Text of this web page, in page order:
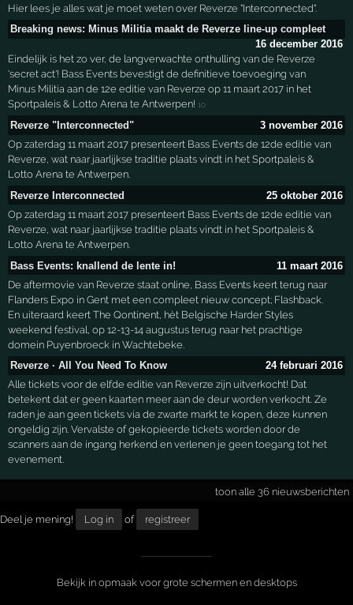
Hier lees je alles wat je moet weten over Reverze "Interconnected".
Breaking news: Minus Militia maakt de Reverze line-up compleet
16 december 2016
Eindelijk is het zo ver, de langverwachte onthulling van de Reverze
'secret act'! Bass Events bevestigt de definitieve toevoeging van
Minus Militia aan de 12e editie van Reverze op 11 maart 2017 in het
Sportpaleis & Lotto Arena te Antwerpen!10
Reverze "Interconnected"
3 november 2016
Op zaterdag 11 maart 2017 presenteert Bass Events de 12de editie van
Reverze, wat naar jaarlijkse traditie plaats vindt in het Sportpaleis &
Lotto Arena te Antwerpen.
Reverze Interconnected
25 oktober 2016
Op zaterdag 11 maart 2017 presenteert Bass Events de 12de editie van
Reverze, wat naar jaarlijkse traditie plaats vindt in het Sportpaleis &
Lotto Arena te Antwerpen.
Bass Events: knallend de lente in!
11 maart 2016
De aftermovie van Reverze staat online, Bass Events keert terug naar
Flanders Expo in Gent met een compleet nieuw concept; Flashback.
En uiteraard keert The Qontinent, hèt Belgische Harder Styles
weekend festival, op 12-13-14 augustus terug naar het prachtige
domein Puyenbroeck in Wachtebeke.
Reverze · All You Need To Know
24 februari 2016
Alle tickets voor de elfde editie van Reverze zijn uitverkocht! Dat
betekent dat er geen kaarten meer aan de deur worden verkocht. Ze
raden je aan geen tickets via de zwarte markt te kopen, deze kunnen
ongeldig zijn. Vervalste of gekopieerde tickets worden door de
scanners aan de ingang herkend en verlenen je geen toegang tot het
evenement.
toon alle 36 nieuwsberichten
Deel je mening! Log in of registreer
Bekijk in opmaak voor grote schermen en desktops